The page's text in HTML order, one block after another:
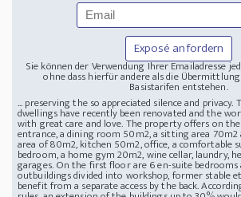
Exposé anfordern
Sie können der Verwendung Ihrer Emailadresse
ohne dass hierfür andere als die
Basistarifen entstehen.
... preserving the so appreciated silence and privacy.
dwellings have recently been renovated and the
with great care and love. The property offers on
entrance, a dining room 50m2, a sitting area
area of 80m2, kitchen 50m2, office, a comfortable
bedroom, a home gym 20m2, wine cellar, laundry,
garages. On the first floor are 6 en-suite bedrooms
outbuildings divided into workshop, former stable
benefit from a separate access by the back.